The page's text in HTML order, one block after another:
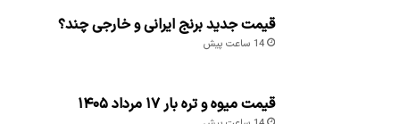
قیمت جدید برنج ایرانی و خارجی چند؟
14 ساعت پیش
قیمت میوه و تره بار ۱۷ مرداد ۱۴۰۵